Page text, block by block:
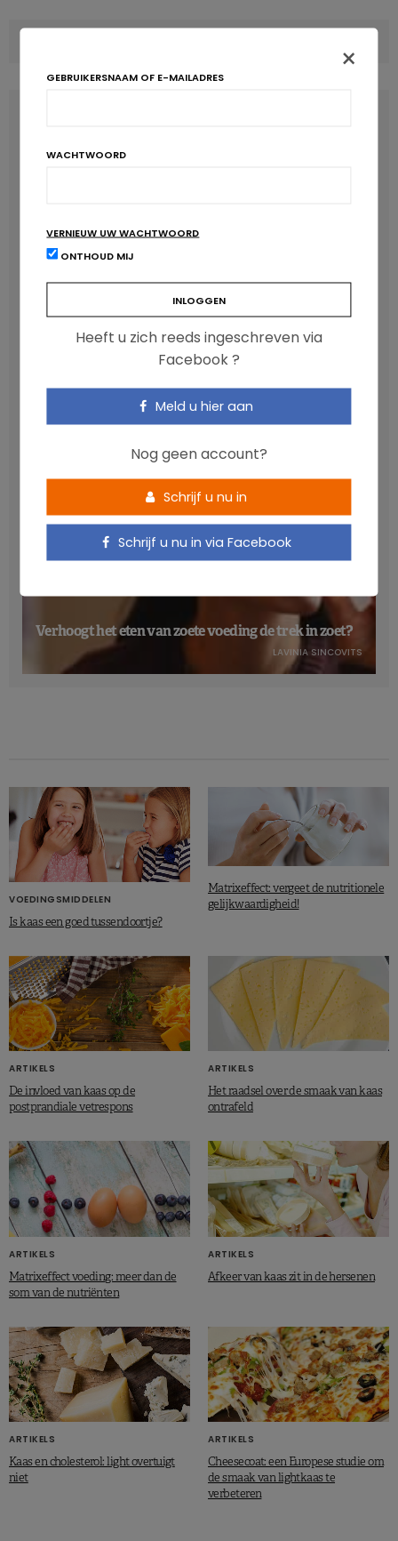
Anthocyanen: gunstig voor de cardiometabole
NICOLAS GUGGENBÜHL
Verhoogt het eten van zoete voeding de trek in zoet?
LAVINIA SINCOVITS
VOEDINGSMIDDELEN
Is kaas een goed tussendoortje?
Matrixeffect: vergeet de nutritionele
gelijkwaardigheid!
ARTIKELS
De invloed van kaas op de
postprandiale vetrespons
ARTIKELS
Het raadsel over de smaak van kaas
ontrafeld
ARTIKELS
Matrixeffect voeding: meer dan de
som van de nutriënten
ARTIKELS
Afkeer van kaas zit in de hersenen
ARTIKELS
Kaas en cholesterol: light overtuigt
niet
ARTIKELS
Cheesecoat: een Europese studie om
de smaak van lightkaas te
verbeteren
×
GEBRUIKERSNAAM OF E-MAILADRES
WACHTWOORD
VERNIEUW UW WACHTWOORD
ONTHOUD MIJ
Heeft u zich reeds ingeschreven via
Facebook ?
Meld u hier aan
Nog geen account?
Schrijf u nu in
Schrijf u nu in via Facebook